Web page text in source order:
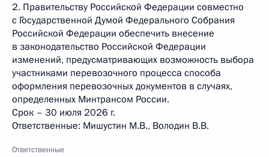
2. Правительству Российской Федерации совместно
с Государственной Думой Федерального Собрания
Российской Федерации обеспечить внесение
в законодательство Российской Федерации
изменений, предусматривающих возможность выбора
участниками перевозочного процесса способа
оформления перевозочных документов в случаях,
определенных Минтрансом России.
Срок – 30 июля 2026 г.
Ответственные: Мишустин М.В., Володин В.В.
Ответственные